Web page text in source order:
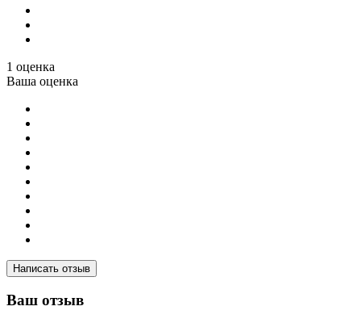
1 оценка
Ваша оценка
Написать отзыв
Ваш отзыв